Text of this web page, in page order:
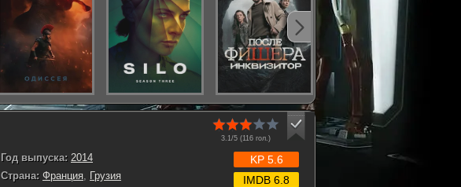
3.1/5 (116 гол.)
Год выпуска: 2014
Страна: Франция, Грузия
KP 5.6
IMDB 6.8